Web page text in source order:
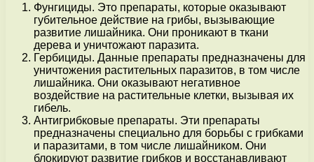
Фунгициды. Это препараты, которые оказывают
губительное действие на грибы, вызывающие
развитие лишайника. Они проникают в ткани
дерева и уничтожают паразита.
Гербициды. Данные препараты предназначены для
уничтожения растительных паразитов, в том числе
лишайника. Они оказывают негативное
воздействие на растительные клетки, вызывая их
гибель.
Антигрибковые препараты. Эти препараты
предназначены специально для борьбы с грибками
и паразитами, в том числе лишайником. Они
блокируют развитие грибков и восстанавливают